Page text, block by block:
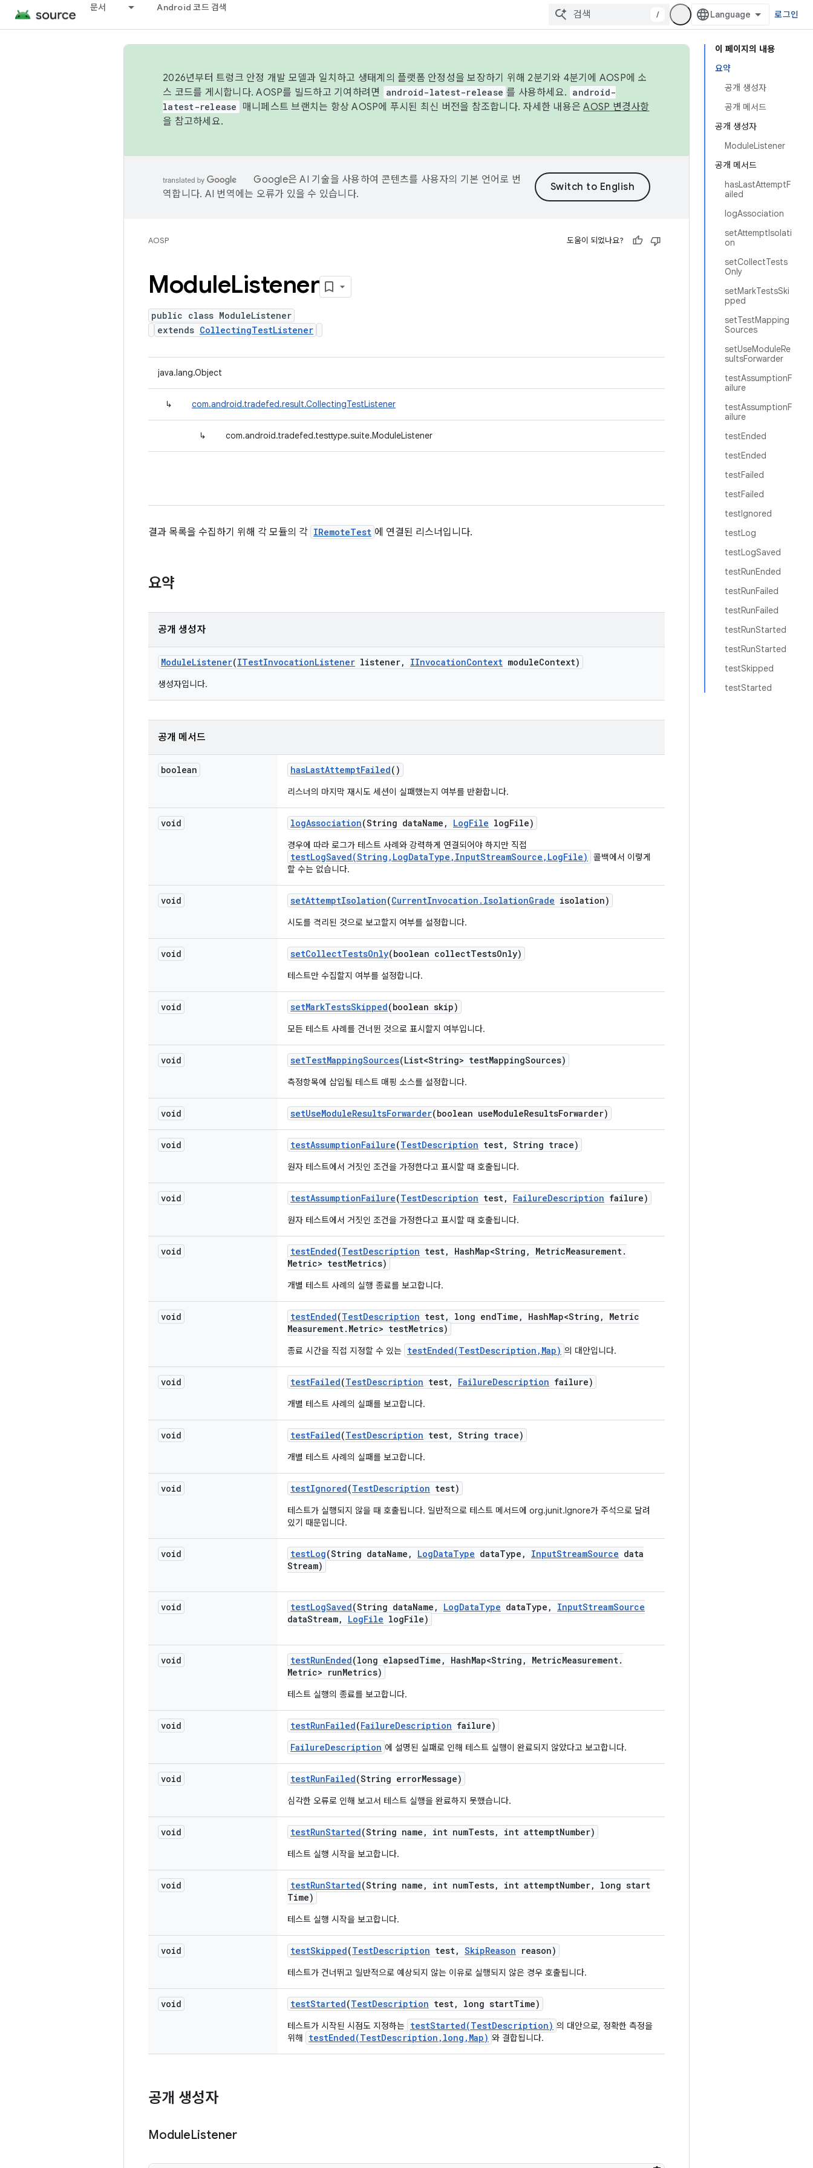
문서 Android 코드 검색
/ 로그인
이 페이지의 내용
요약
공개 생성자
공개 메서드
공개 생성자
ModuleListener
공개 메서드
hasLastAttemptF
ailed
logAssociation
setAttemptIsolati
on
setCollectTests
Only
setMarkTestsSki
pped
setTestMapping
Sources
setUseModuleRe
sultsForwarder
testAssumptionF
ailure
testAssumptionF
ailure
testEnded
testEnded
testFailed
testFailed
testIgnored
testLog
testLogSaved
testRunEnded
testRunFailed
testRunFailed
testRunStarted
testRunStarted
testSkipped
testStarted
2026년부터 트렁크 안정 개발 모델과 일치하고 생태계의 플랫폼 안정성을 보장하기 위해 2분기와 4분기에 AOSP에 소
스 코드를 게시합니다. AOSP를 빌드하고 기여하려면
android-latest-release 를 사용하세요. android-
latest-release
매니페스트 브랜치는 항상 AOSP에 푸시된 최신 버전을 참조합니다. 자세한 내용은AOSP 변경사항
을 참고하세요.
Google은 AI 기술을 사용하여 콘텐츠를 사용자의 기본 언어로 번
역합니다. AI 번역에는 오류가 있을 수 있습니다.
AOSP 도움이 되었나요?
ModuleListener
public class ModuleListener
extends CollectingTestListener
java.lang.Object
↳ com.android.tradefed.result.CollectingTestListener
↳ com.android.tradefed.testtype.suite.ModuleListener
결과 목록을 수집하기 위해 각 모듈의 각 IRemoteTest 에 연결된 리스너입니다.
요약
공개 생성자
ModuleListener(ITestInvocationListener listener, IInvocationContext moduleContext)
생성자입니다.
공개 메서드
boolean hasLastAttemptFailed()
리스너의 마지막 재시도 세션이 실패했는지 여부를 반환합니다.
void logAssociation(String dataName , LogFile logFile)
경우에 따라 로그가 테스트 사례와 강력하게 연결되어야 하지만 직접
testLogSaved(String,LogDataType,InputStreamSource,LogFile)
콜백에서 이렇게
할 수는 없습니다.
void setAttemptIsolation(CurrentInvocation . IsolationGrade isolation)
시도를 격리된 것으로 보고할지 여부를 설정합니다.
void setCollectTestsOnly(boolean collectTestsOnly)
테스트만 수집할지 여부를 설정합니다.
void setMarkTestsSkipped(boolean skip)
모든 테스트 사례를 건너뛴 것으로 표시할지 여부입니다.
void setTestMappingSources(List<String> testMappingSources)
측정항목에 삽입될 테스트 매핑 소스를 설정합니다.
void setUseModuleResultsForwarder(boolean useModuleResultsForwarder)
void testAssumptionFailure(TestDescription test, String trace)
원자 테스트에서 거짓인 조건을 가정한다고 표시할 때 호출됩니다.
void testAssumptionFailure(TestDescription test, FailureDescription failure)
원자 테스트에서 거짓인 조건을 가정한다고 표시할 때 호출됩니다.
void testEnded(TestDescription test, HashMap<String , MetricMeasurement.
Metric> testMetrics)
개별 테스트 사례의 실행 종료를 보고합니다.
void testEnded(TestDescription test, long endTime , HashMap<String ,
Metric
Measurement. Metric> testMetrics)
종료 시간을 직접 지정할 수 있는 testEnded(TestDescription,Map) 의 대안입니다.
void testFailed(TestDescription test, FailureDescription failure)
개별 테스트 사례의 실패를 보고합니다.
void testFailed(TestDescription test, String trace)
개별 테스트 사례의 실패를 보고합니다.
void testIgnored(TestDescription test)
테스트가 실행되지 않을 때 호출됩니다. 일반적으로 테스트 메서드에 org.junit.Ignore가 주석으로 달려
있기 때문입니다.
void testLog(String dataName , LogDataType dataType , InputStreamSource data
Stream)
void testLogSaved(String dataName , LogDataType dataType , InputStreamSource
dataStream, LogFile logFile)
void testRunEnded(long elapsedTime , HashMap<String , MetricMeasurement.
Metric> runMetrics)
테스트 실행의 종료를 보고합니다.
void testRunFailed(FailureDescription failure)
FailureDescription 에 설명된 실패로 인해 테스트 실행이 완료되지 않았다고 보고합니다.
void testRunFailed(String errorMessage)
심각한 오류로 인해 보고서 테스트 실행을 완료하지 못했습니다.
void testRunStarted(String name , int numTests, int attemptNumber)
테스트 실행 시작을 보고합니다.
void testRunStarted(String name , int numTests, int attemptNumber,
long start
Time)
테스트 실행 시작을 보고합니다.
void testSkipped(TestDescription test, SkipReason reason)
테스트가 건너뛰고 일반적으로 예상되지 않는 이유로 실행되지 않은 경우 호출됩니다.
void testStarted(TestDescription test, long startTime)
테스트가 시작된 시점도 지정하는 testStarted(TestDescription) 의 대안으로, 정확한 측정을
위해
testEnded(TestDescription,long,Map) 와 결합됩니다.
공개 생성자
ModuleListener